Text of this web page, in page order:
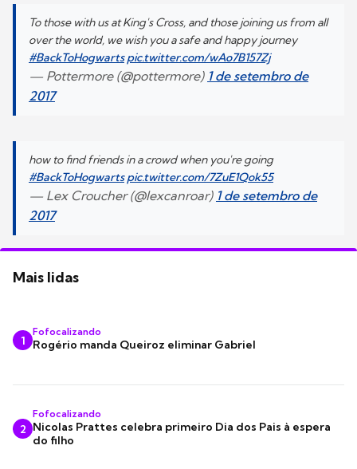
To those with us at King's Cross, and those joining us from all
over the world, we wish you a safe and happy journey
#BackToHogwarts pic.twitter.com/wAo7B157Zj
— Pottermore (@pottermore) 1 de setembro de
2017
how to find friends in a crowd when you're going
#BackToHogwarts pic.twitter.com/7ZuE1Qok55
— Lex Croucher (@lexcanroar) 1 de setembro de
2017
Mais lidas
1
Fofocalizando
Rogério manda Queiroz eliminar Gabriel
2
Fofocalizando
Nicolas Prattes celebra primeiro Dia dos Pais à espera
do filho